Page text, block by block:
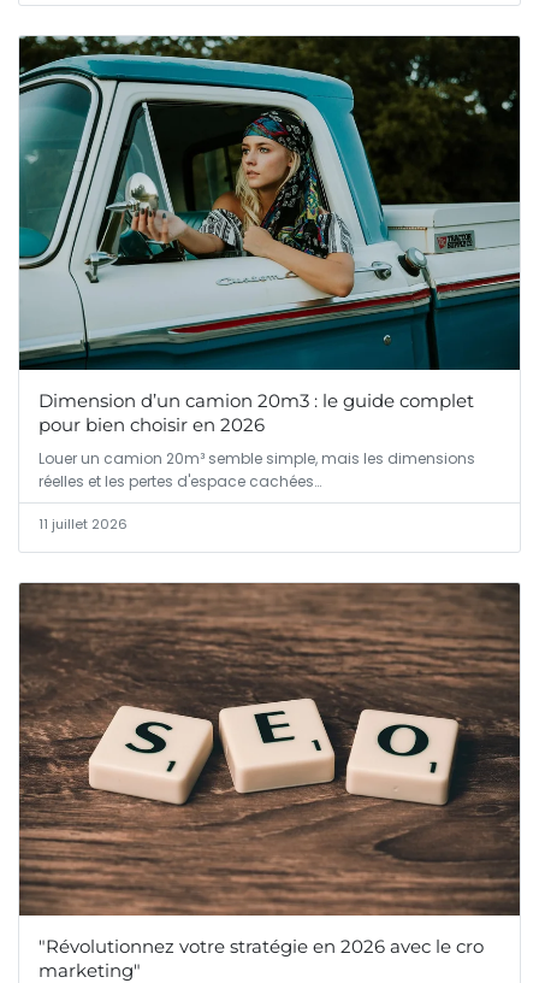
Dimension d’un camion 20m3 : le guide complet
pour bien choisir en 2026
Louer un camion 20m³ semble simple, mais les dimensions
réelles et les pertes d'espace cachées…
11 juillet 2026
"Révolutionnez votre stratégie en 2026 avec le cro
marketing"